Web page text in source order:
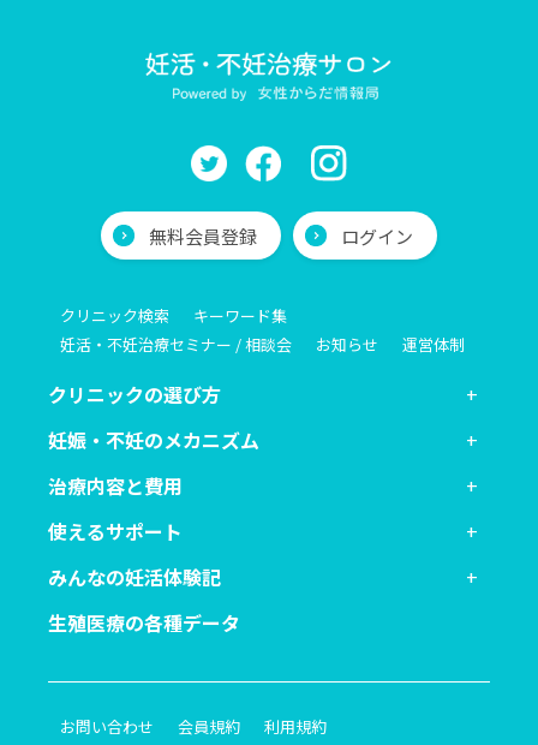
無料会員登録 ログイン
クリニック検索
キーワード集
妊活・不妊治療セミナー / 相談会
お知らせ 運営体制
クリニックの選び方
妊娠・不妊のメカニズム
治療内容と費用
使えるサポート
みんなの妊活体験記
生殖医療の各種データ
お問い合わせ 会員規約
利用規約